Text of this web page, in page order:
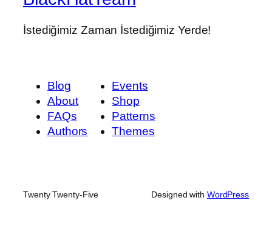
İstediğimiz Zaman İstediğimiz Yerde!
Blog
About
FAQs
Authors
Events
Shop
Patterns
Themes
Twenty Twenty-Five Designed with WordPress